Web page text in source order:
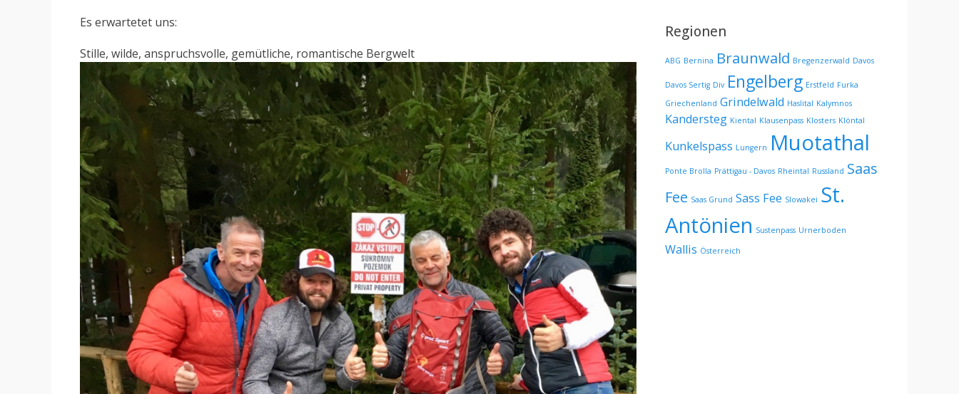
Es erwartetet uns:
Stille, wilde, anspruchsvolle, gemütliche, romantische Bergwelt
Regionen
ABG Bernina Braunwald Bregenzerwald Davos
Davos Sertig Div Engelberg Erstfeld Furka
Griechenland Grindelwald Haslital Kalymnos
Kandersteg Kiental Klausenpass Klosters Klöntal
Kunkelspass Lungern Muotathal
Ponte Brolla Prättigau - Davos Rheintal Russland Saas
Fee Saas Grund Sass Fee Slowakei St.
Antönien Sustenpass Urnerboden
Wallis Österreich